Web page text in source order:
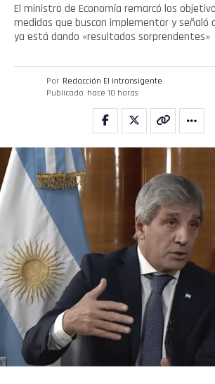
El ministro de Economía remarcó los
medidas que buscan implementar y señaló
ya está dando «resultados sorprendentes»
Por Redacción El intransigente
Publicado hace 10 horas